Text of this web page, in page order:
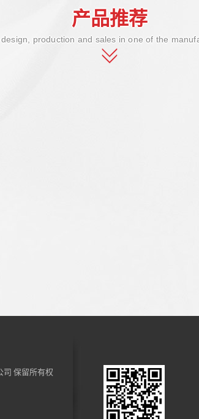
产品推荐
production and sales in one of the
司 保留所有权